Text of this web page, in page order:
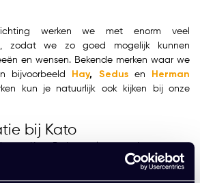
werken we met enorm veel
zodat we zo goed mogelijk kunnen
en wensen. Bekende merken waar we
bijvoorbeeld
Hay, Sedusen
Herman
kun je natuurlijk ook kijken bij onze
bij Kato
en wat we voor jou kunnen